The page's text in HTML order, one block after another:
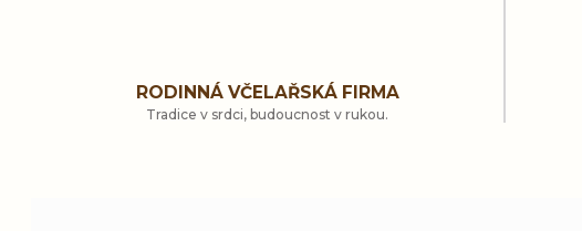
RODINNÁ VČELAŘSKÁ FIRMA
Tradice v srdci, budoucnost v rukou.